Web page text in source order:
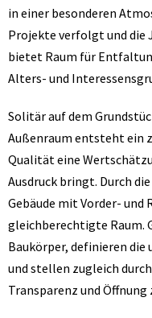
in einer besonderen
Projekte verfolgt und die
bietet Raum für
Alters- und
Solitär auf dem
Außenraum entsteht ein
Qualität eine
Ausdruck bringt. Durch
Gebäude mit Vorder- und
gleichberechtigte Raum.
Baukörper, definieren
und stellen zugleich
Transparenz und Öffnung